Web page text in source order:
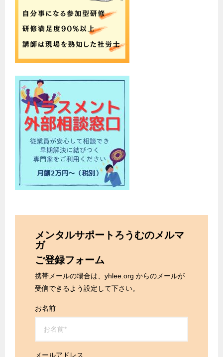
メンタルサポートろうむのメルマ
ガ
ご登録フォーム
携帯メールの場合は、yhlee.org からのメールが
受信できるよう設定して下さい。
お名前
メールアドレス